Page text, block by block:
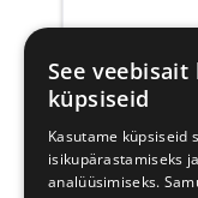
post
See veebisait
küpsiseid
Kasutame küpsiseid
isikupärastamiseks
analüüsimiseks.